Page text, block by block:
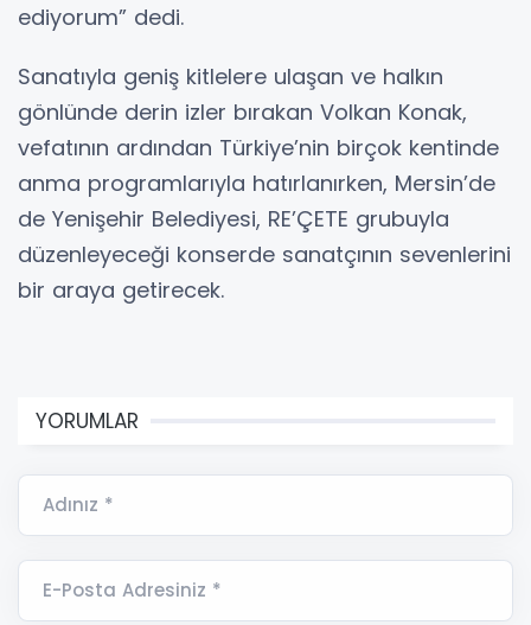
ediyorum” dedi.
Sanatıyla geniş kitlelere ulaşan ve halkın
gönlünde derin izler bırakan Volkan Konak,
vefatının ardından Türkiye’nin birçok kentinde
anma programlarıyla hatırlanırken, Mersin’de
de Yenişehir Belediyesi, RE’ÇETE grubuyla
düzenleyeceği konserde sanatçının sevenlerini
bir araya getirecek.
YORUMLAR
Adınız *
E-Posta Adresiniz *